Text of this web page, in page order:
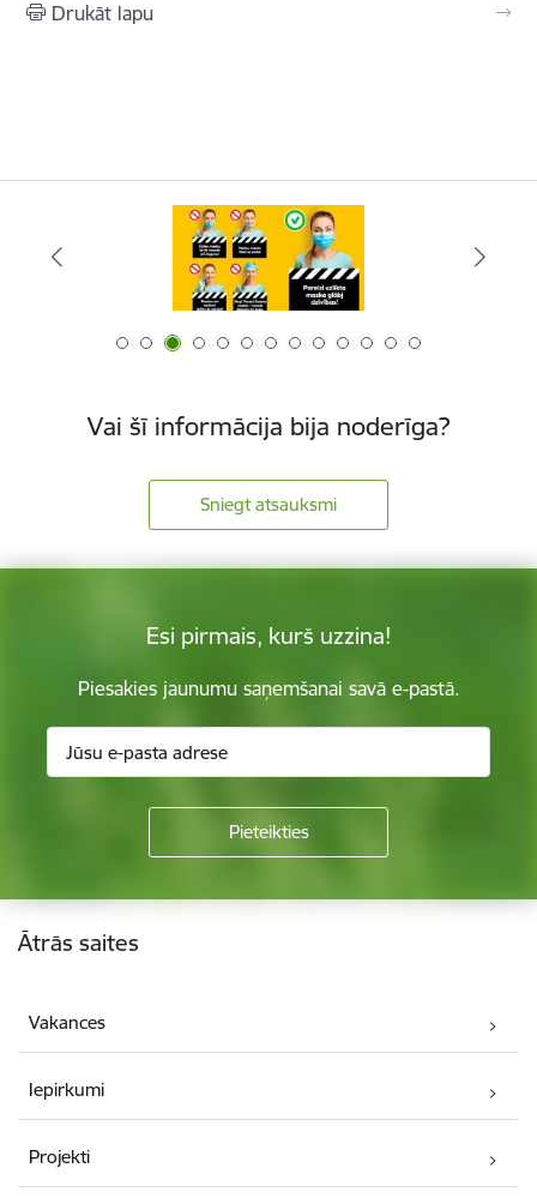
Drukāt lapu
Vai šī informācija bija noderīga?
Sniegt atsauksmi
Esi pirmais, kurš uzzina!
Piesakies jaunumu saņemšanai savā e-pastā.
Kājene
Ātrās saites
Vakances
Iepirkumi
Projekti